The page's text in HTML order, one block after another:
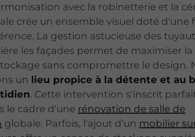
avec la robinetterie et la
crée un ensemble visuel doté d'une
La gestion astucieuse des
les façades permet de maximiser
sans compromettre le design.
un lieu propice à la détente et au
. Cette intervention s'inscrit
le cadre d'une rénovation de salle de
globale. Parfois, l'ajout d'un mobilier